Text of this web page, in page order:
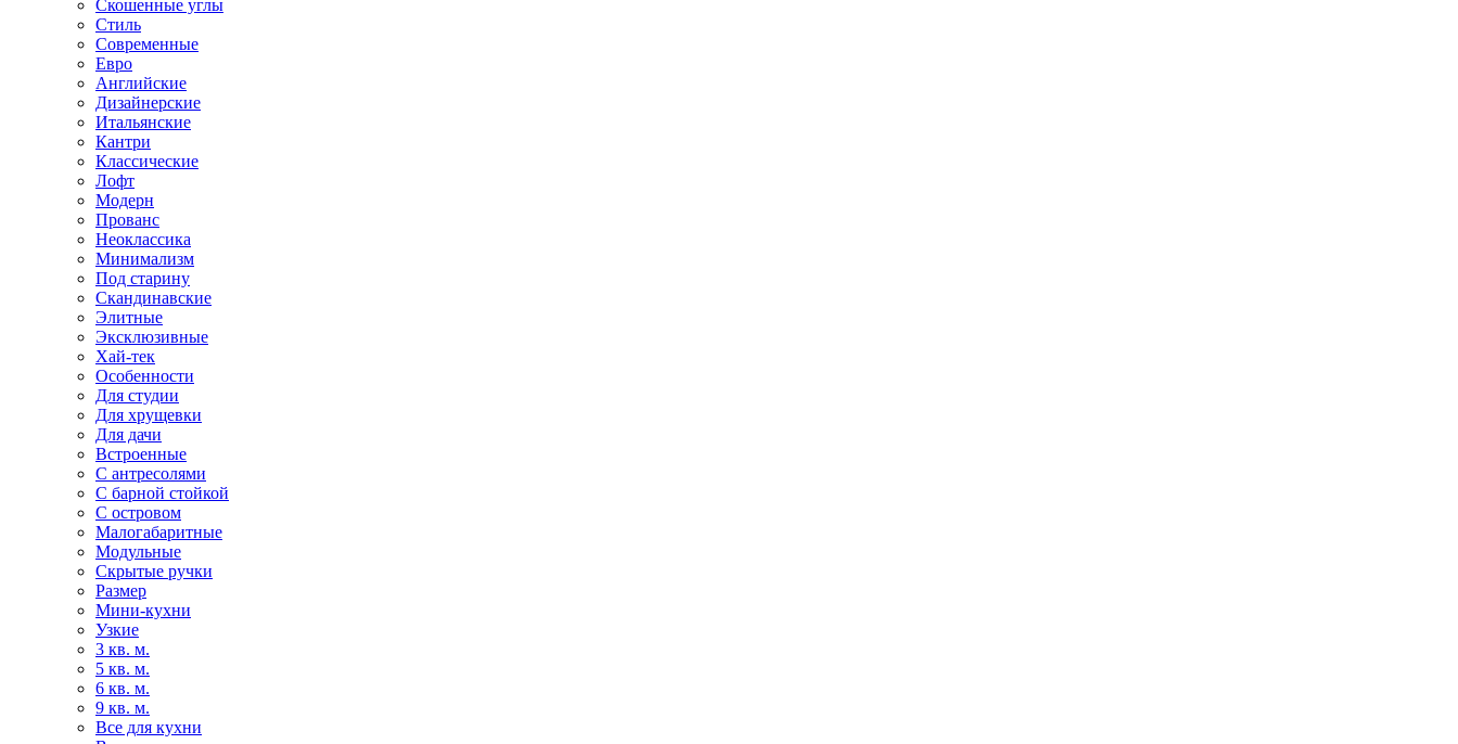
Скошенные углы
Стиль
Современные
Евро
Английские
Дизайнерские
Итальянские
Кантри
Классические
Лофт
Модерн
Прованс
Неоклассика
Минимализм
Под старину
Скандинавские
Элитные
Эксклюзивные
Хай-тек
Особенности
Для студии
Для хрущевки
Для дачи
Встроенные
С антресолями
С барной стойкой
С островом
Малогабаритные
Модульные
Скрытые ручки
Размер
Мини-кухни
Узкие
3 кв. м.
5 кв. м.
6 кв. м.
9 кв. м.
Все для кухни